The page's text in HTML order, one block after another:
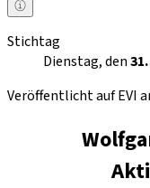
Stichtag
Dienstag, den
Veröffentlicht auf EVI